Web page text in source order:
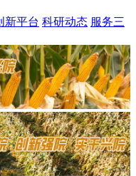
新平台 科研动态 服务三